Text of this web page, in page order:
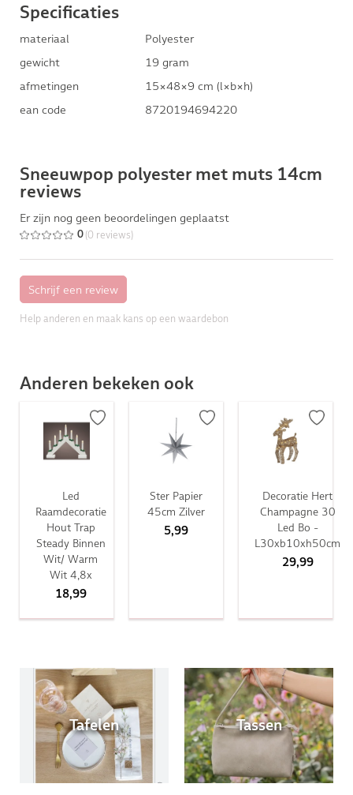
Specificaties
materiaal
Polyester
gewicht
19 gram
afmetingen
15×48×9 cm (l×b×h)
ean code
8720194694220
Sneeuwpop polyester met muts 14cm
reviews
Er zijn nog geen beoordelingen geplaatst
0 (0 reviews)
Help anderen en maak kans op een waardebon
Anderen bekeken ook
Led
Raamdecoratie
Hout Trap
Steady Binnen
Wit/ Warm
Wit 4,8x
18,99
Ster Papier
45cm Zilver
5,99
Decoratie Hert
Champagne 30
Led Bo -
L30xb10xh50cm
29,99
Tafelen Tassen